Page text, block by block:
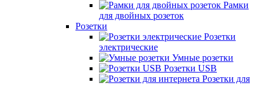
Рамки
для двойных розеток
Розетки
Розетки
электрические
Умные розетки
Розетки USB
Розетки для